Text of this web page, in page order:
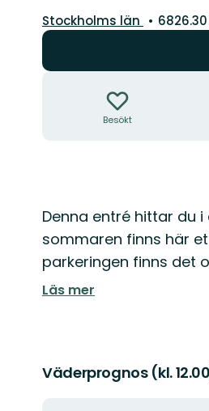
Län:
Stockholms län
Besökt
Beskrivning
Denna entré hittar du
sommaren finns här
parkeringen finns det
Läs mer
Väderprognos (kl.